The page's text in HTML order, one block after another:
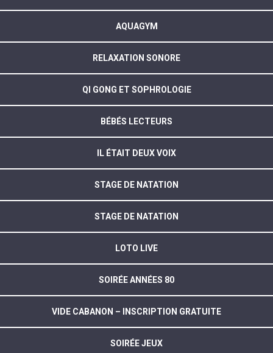
AQUAGYM
RELAXATION SONORE
QI GONG ET SOPHROLOGIE
BÉBÉS LECTEURS
IL ÉTAIT DEUX VOIX
STAGE DE NATATION
STAGE DE NATATION
LOTO LIVE
SOIRÉE ANNÉES 80
VIDE CABANON – INSCRIPTION GRATUITE
SOIRÉE JEUX